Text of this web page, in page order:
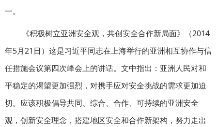
一。
《积极树立亚洲安全观，共创安全合作新局面》（2014
年5月21日）这是习近平同志在上海举行的亚洲相互协作与信
任措施会议第四次峰会上的讲话。文中指出：亚洲人民对和
平稳定的渴望更加强烈，对携手应对安全挑战的需求更加迫
切。应该积极倡导共同、综合、合作、可持续的亚洲安全
观，创新安全理念，搭建地区安全和合作新架构，努力走出